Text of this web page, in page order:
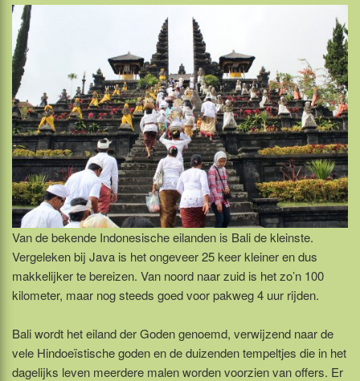
Van de bekende Indonesische eilanden is Bali de kleinste.
Vergeleken bij Java is het ongeveer 25 keer kleiner en dus
makkelijker te bereizen. Van noord naar zuid is het zo’n 100
kilometer, maar nog steeds goed voor pakweg 4 uur rijden.
Bali wordt het eiland der Goden genoemd, verwijzend naar de
vele Hindoeïstische goden en de duizenden tempeltjes die in het
dagelijks leven meerdere malen worden voorzien van offers. Er